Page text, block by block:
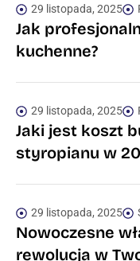
29 listopada, 2025
Jak
kuchenne?
29 listopada, 2025
Jaki jest koszt
styropianu w
29 listopada, 2025
Nowoczesne
rewolucja w